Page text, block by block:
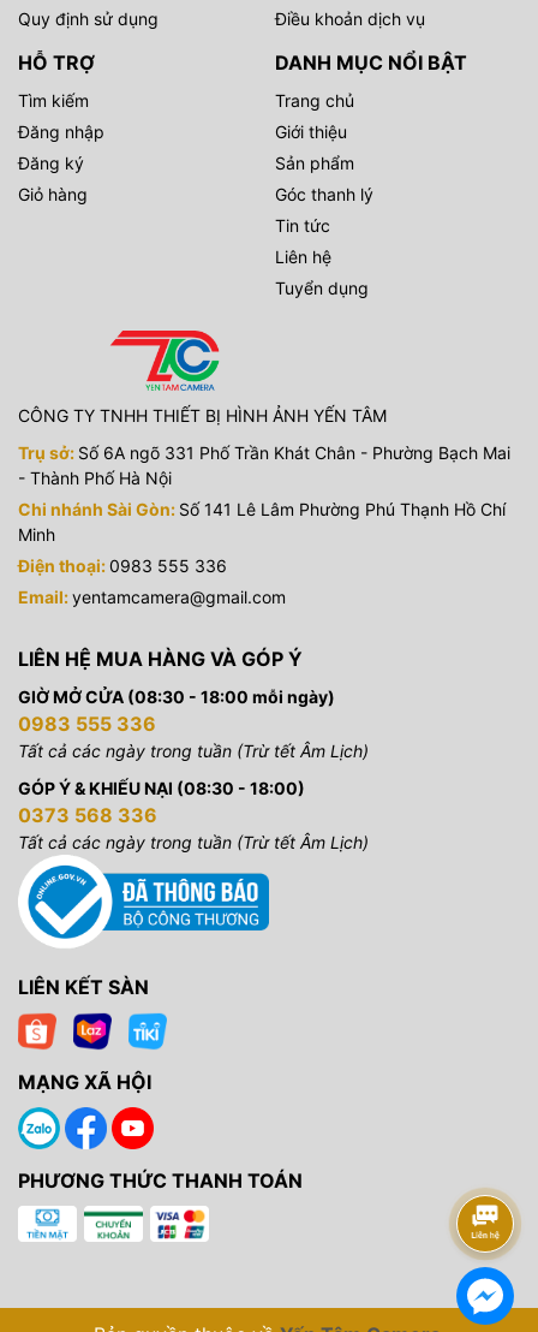
Quy định sử dụng
Điều khoản dịch vụ
HỖ TRỢ
Tìm kiếm
Đăng nhập
Đăng ký
Giỏ hàng
DANH MỤC NỔI BẬT
Trang chủ
Giới thiệu
Sản phẩm
Góc thanh lý
Tin tức
Liên hệ
Tuyển dụng
CÔNG TY TNHH THIẾT BỊ HÌNH ẢNH YẾN TÂM
Trụ sở: Số 6A ngõ 331 Phố Trần Khát Chân - Phường Bạch Mai
- Thành Phố Hà Nội
Chi nhánh Sài Gòn: Số 141 Lê Lâm Phường Phú Thạnh Hồ Chí
Minh
Điện thoại:0983 555 336
Email:yentamcamera@gmail.com
LIÊN HỆ MUA HÀNG VÀ GÓP Ý
GIỜ MỞ CỬA (08:30 - 18:00 mỗi ngày)
0983 555 336
Tất cả các ngày trong tuần (Trừ tết Âm Lịch)
GÓP Ý & KHIẾU NẠI (08:30 - 18:00)
0373 568 336
Tất cả các ngày trong tuần (Trừ tết Âm Lịch)
LIÊN KẾT SÀN
MẠNG XÃ HỘI
PHƯƠNG THỨC THANH TOÁN